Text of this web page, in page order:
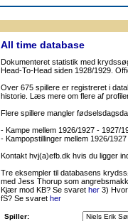
All time database
Dokumenteret statistik med
Head-To-Head siden 1928/1929.
Over 675 spillere er registreret i
historie. Læs mere om flere af
Flere spillere mangler
- Kampe mellem 1926/1927 - 1927/
- Kampopstillinger mellem 1926/
Kontakt hvj(a)efb.dk hvis du ligger
Tre eksempler til databasens
med Jess Thorup som
Kjær mod KB? Se svaret her 3)
fS? Se svaret her
Spiller: